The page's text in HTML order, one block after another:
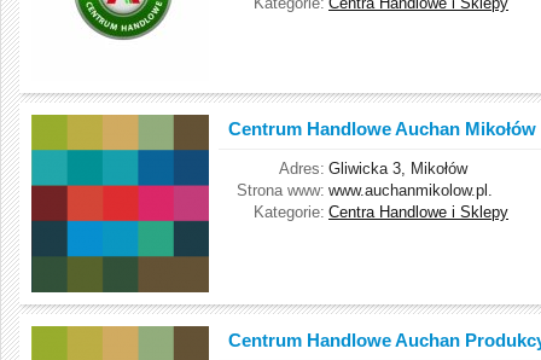
Centrum Handlowe Auchan Mikołów
Adres: Gliwicka 3, Mikołów
Strona www: www.auchanmikolow.pl.
Kategorie: Centra Handlowe i Sklepy
Centrum Handlowe Auchan